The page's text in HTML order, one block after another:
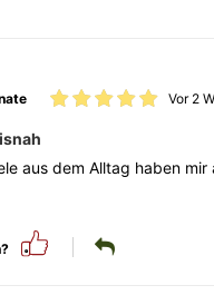
Vor 2
aus dem Alltag haben mir